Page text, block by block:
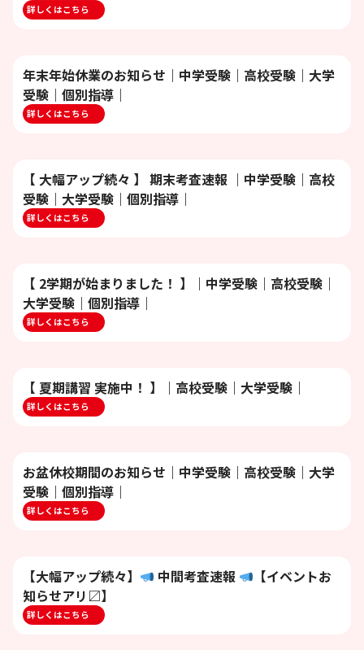
詳しくはこちら
年末年始休業のお知らせ｜中学受験｜高校受験｜大学
受験｜個別指導｜
詳しくはこちら
【 大幅アップ続々 】 期末考査速報 ｜中学受験｜高校
受験｜大学受験｜個別指導｜
詳しくはこちら
【 2学期が始まりました！ 】｜中学受験｜高校受験｜
大学受験｜個別指導｜
詳しくはこちら
【 夏期講習 実施中！ 】｜高校受験｜大学受験｜
詳しくはこちら
お盆休校期間のお知らせ｜中学受験｜高校受験｜大学
受験｜個別指導｜
詳しくはこちら
【大幅アップ続々】 中間考査速報
【イベントお
知らせアリ〼】
詳しくはこちら